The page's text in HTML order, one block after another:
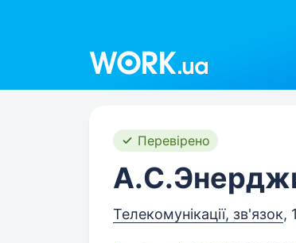
Перевірено
Телекомунікації, зв'язок,